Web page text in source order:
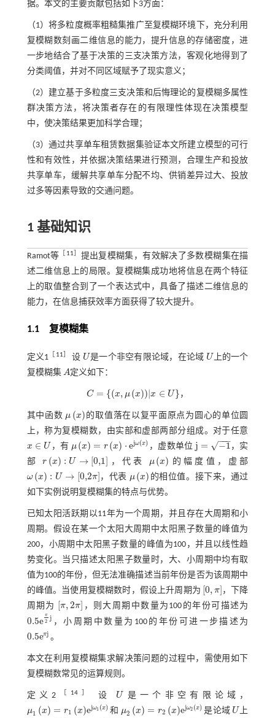
据。本文的主要贡献包括如下3方面：
（1）将多粒度概率粗糙集推广至复模糊环境下，充分利用
复模糊数刻画二维信息的能力，提升信息的存储密度，进
一步地结合了基于决策的三支决策方法，客观化地得到了
分类阈值，并对不同区域赋予了现实意义；
（2）建立基于多粒度三支决策和后悔理论的复模糊多属性
群决策方法，将决策者存在的有限理性体现在决策模型
中，使决策结果更加科学合理；
（3）通过共享单车租赁数据集验证本文所建立模型的可行
性和有效性，并依据决策结果进行预测，合理生产和投放
共享单车，缓解共享单车分配不均、供销差异过大、投放
过多等因素导致的交通问题。
1 基础知识
Ramot等 11
提出复模糊集，有效解决了多数模糊集在描
述二维信息上的局限。复模糊集成功地将信息在两个特征
上的取值整合到了一个表达式中，具备了描述二维信息的
能力，在信息捕获效率方面获得了较大提升。
1.1 复模糊集
定义1 11 设 U
U 是一个非空有限论域，在论域 U
U
上的一个
复模糊集 A
A 定义如下：
C = {(x, μ (x))|x ∈ U }
C= x,μ x|x∈U ，
其中函数 μ (x)
μx
的取值落在以复平面原点为圆心的单位圆
上，称为复模糊数，由实部和虚部两部分组成。对于任意
x ∈ U
x∈U ，有 μ (x) = r (x) ⋅ ejω(x)
μx=rx ejωx ，虚数单位 j = −1
−−
−
√
j -1
，实
部
r (x) : U → [0,1]
rx:U →0,1 ，代表 μ (x)
μx 的幅度值，虚部
ω (x) : U → [0,2π]
ωx:U → 0,2 π ，代表 μ (x)
μx
的相位值。接下来，通过
如下实例说明复模糊集的特点与优势。
已知太阳活跃期以11年为一个周期，并且存在大周期和小
周期。假设在某一个太阳大周期中太阳黑子数量的峰值为
200，小周期中太阳黑子数量的峰值为100，并且以线性趋
势变化。当只描述太阳黑子数量时，大、小周期中均有取
值为100的年份，但无法准确描述当前年份是否为该周期中
的峰值。当使用复模糊数时，假设上升周期为 [0, π]
0,π
，下降
周期为 [π,2π]
π,2 π ，则大周期中数量为100的年份可描述为
0.5e
π
2 j
0.5eπ2j ，小周期中数量为100的年份可进一步描述为
0.5eπj
0.5eπj 。
本文在利用复模糊集求解决策问题的过程中，需使用如下
复模糊数常见的运算规则。
定义2 14］ 设 U
U 是一个非空有限论域，
μ1 (x) = r1 (x)ejω1 (x)
μ1 x=r 1 xej ω1 x 和 μ2 (x) = r2 (x)ejω2 (x)
μ2 x=r 2 xej ω2 x 是论域 U
U
上